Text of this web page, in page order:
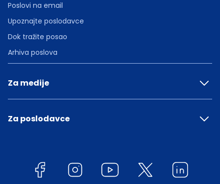
Poslovi na email
Upoznajte poslodavce
Dok tražite posao
Arhiva poslova
Za medije
Za poslodavce